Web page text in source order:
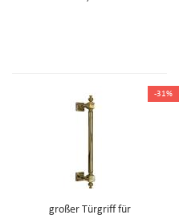
-31%
großer Türgriff für